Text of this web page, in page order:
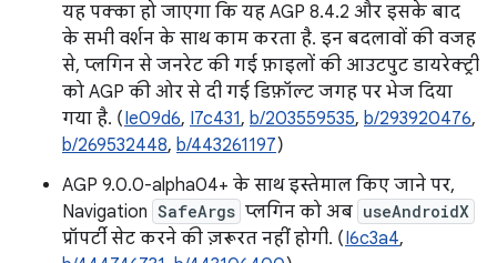
यह पक्का हो जाएगा कि यह AGP 8.4.2 और इसके बाद
के सभी वर्शन के साथ काम करता है. इन बदलावों की वजह
से, प्लगिन से जनरेट की गई फ़ाइलों की आउटपुट डायरेक्ट्री
को AGP की ओर से दी गई डिफ़ॉल्ट जगह पर भेज दिया
गया है. (Ie09d6, I7c431, b/203559535, b/293920476,
b/269532448, b/443261197)
AGP 9.0.0-alpha04+ के साथ इस्तेमाल किए जाने पर,
Navigation SafeArgs प्लगिन को अब useAndroidX
प्रॉपर्टी सेट करने की ज़रूरत नहीं होगी. (I6c3a4,